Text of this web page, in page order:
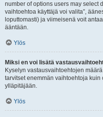
number of options users may select
vaihtoehtoa käyttäjä voi valita”,
loputtomasti) ja viimeisenä voit
ääntään.
Ylös
Miksi en voi lisätä
Kyselyn vastausvaihtoehtojen
tarvitset enemmän vaihtoehtoja kuin
ylläpitäjään.
Ylös